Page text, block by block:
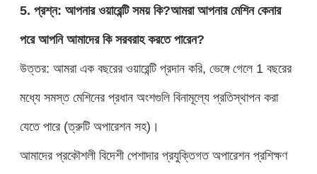
5. প্রশ্ন: আপনার ওয়ারেন্টি সময় কি?আমরা আপনার মেশিন কেনার
পরে আপনি আমাদের কি সরবরাহ করতে পারেন?
উত্তর: আমরা এক বছরের ওয়ারেন্টি প্রদান করি, ভেঙ্গে গেলে 1 বছরের
মধ্যে সমস্ত মেশিনের প্রধান অংশগুলি বিনামূল্যে প্রতিস্থাপন করা
যেতে পারে (ত্রুটি অপারেশন সহ)।
আমাদের প্রকৌশলী বিদেশী পেশাদার প্রযুক্তিগত অপারেশন প্রশিক্ষণ